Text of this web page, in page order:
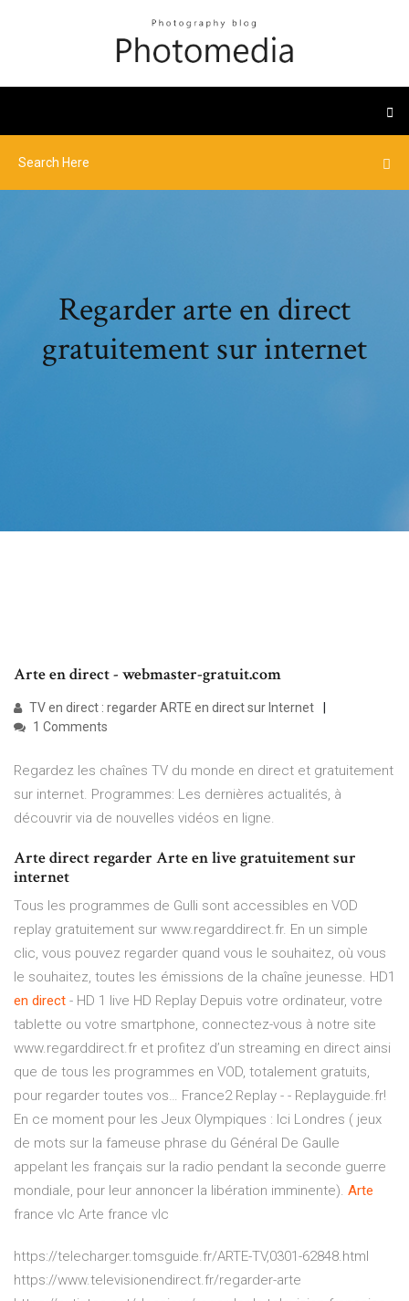
Regarder arte en direct
gratuitement sur internet
Arte en direct - webmaster-gratuit.com
TV en direct : regarder ARTE en direct sur Internet
1 Comments
Regardez les chaînes TV du monde en direct et gratuitement
sur internet. Programmes: Les dernières actualités, à
découvrir via de nouvelles vidéos en ligne.
Arte direct regarder Arte en live gratuitement sur
internet
Tous les programmes de Gulli sont accessibles en VOD
replay gratuitement sur www.regarddirect.fr. En un simple
clic, vous pouvez regarder quand vous le souhaitez, où vous
le souhaitez, toutes les émissions de la chaîne jeunesse. HD1
en direct - HD 1 live HD Replay Depuis votre ordinateur, votre
tablette ou votre smartphone, connectez-vous à notre site
www.regarddirect.fr et profitez d’un streaming en direct ainsi
que de tous les programmes en VOD, totalement gratuits,
pour regarder toutes vos… France2 Replay - - Replayguide.fr!
En ce moment pour les Jeux Olympiques : Ici Londres ( jeux
de mots sur la fameuse phrase du Général De Gaulle
appelant les français sur la radio pendant la seconde guerre
mondiale, pour leur annoncer la libération imminente). Arte
france vlc Arte france vlc
https://telecharger.tomsguide.fr/ARTE-TV,0301-62848.html
https://www.televisionendirect.fr/regarder-arte